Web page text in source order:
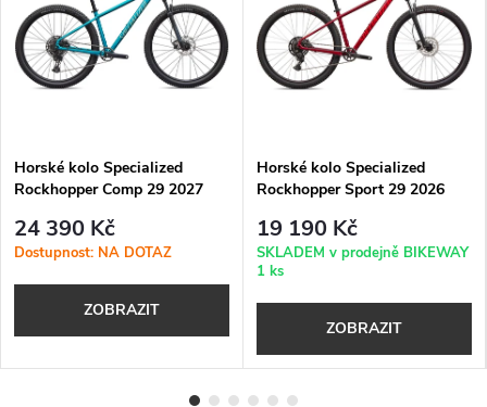
Horské kolo Specialized
Rockhopper Comp 29 2027
Agave Grey
24 390 Kč
Dostupnost: NA DOTAZ
ZOBRAZIT
Horské kolo Specialized
Rockhopper Sport 29 2026
19 190 Kč
SKLADEM v prodejně BIKEWAY
1 ks
ZOBRAZIT